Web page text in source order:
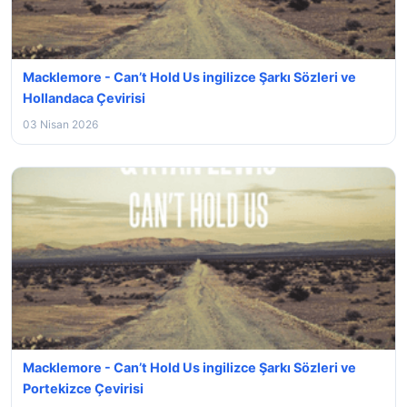
Macklemore - Can’t Hold Us ingilizce Şarkı Sözleri ve
Hollandaca Çevirisi
03 Nisan 2026
Macklemore - Can’t Hold Us ingilizce Şarkı Sözleri ve
Portekizce Çevirisi